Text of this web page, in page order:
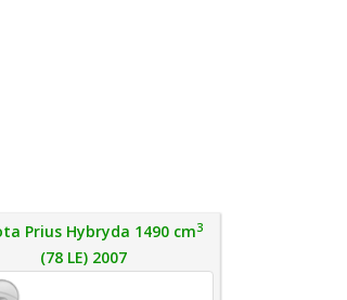
Prius Hybryda 1490 cm3
(78 LE) 2007